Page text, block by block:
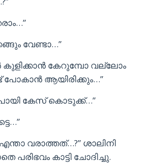
വേണ്ടാ…”
കുളിക്കാൻ കേറുമ്പോ വല്ലോം
ആയിരിക്കും…”
കേസ് കൊടുക്ക്…”
വരാത്തത്…?” ശാലിനി
പരിഭവം കാട്ടി ചോദിച്ചു.